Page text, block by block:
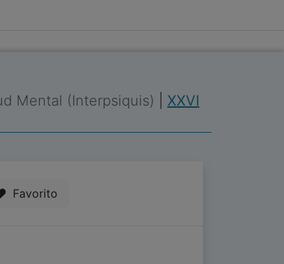
Mental (Interpsiquis)
XXVI
Favorito